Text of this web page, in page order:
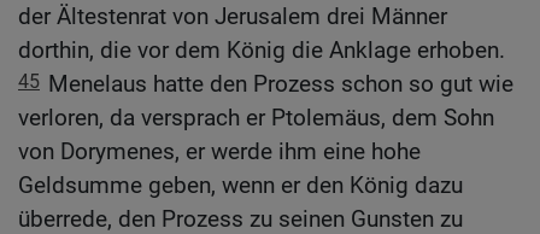
der Ältestenrat von Jerusalem drei Männer
dorthin, die vor dem König die Anklage erhoben.
45 Menelaus hatte den Prozess schon so gut wie
verloren, da versprach er Ptolemäus, dem Sohn
von Dorymenes, er werde ihm eine hohe
Geldsumme geben, wenn er den König dazu
überrede, den Prozess zu seinen Gunsten zu